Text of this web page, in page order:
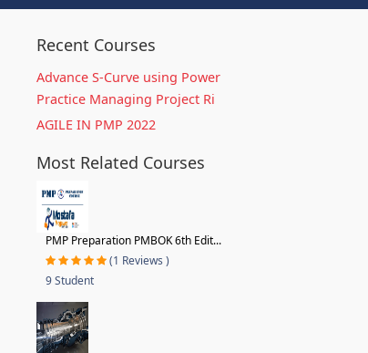
Recent Courses
Advance S-Curve using Power
Practice Managing Project Ri
AGILE IN PMP 2022
Most Related Courses
PMP Preparation PMBOK 6th Edit...
(1 Reviews )
9 Student